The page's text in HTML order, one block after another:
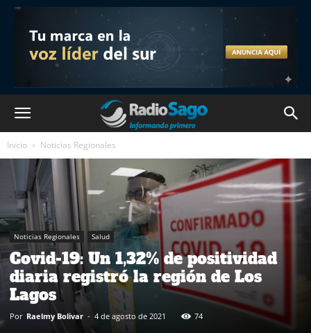
Inicio Noticias Regionales
Noticias Regionales Salud
Covid-19: Un 1,32% de positividad
diaria registró la región de Los
Lagos
Por Raelmy Bolivar - 4 de agosto de 2021 74